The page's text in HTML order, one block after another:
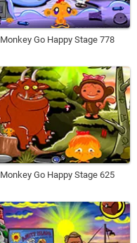
Monkey Go Happy Stage 778
Monkey Go Happy Stage 625